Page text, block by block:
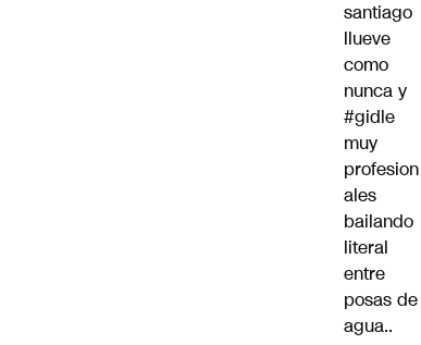
santiago
llueve
como
nunca y
#gidle
muy
profesion
ales
bailando
literal
entre
posas de
agua..